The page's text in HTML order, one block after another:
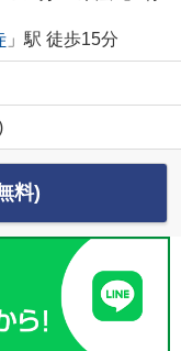
」駅 徒歩15分
料)